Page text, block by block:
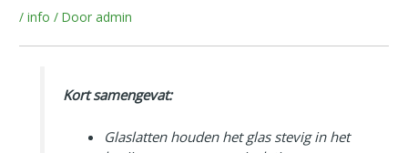
/info / Door admin
Kort samengevat:
Glaslatten houden het glas stevig in het